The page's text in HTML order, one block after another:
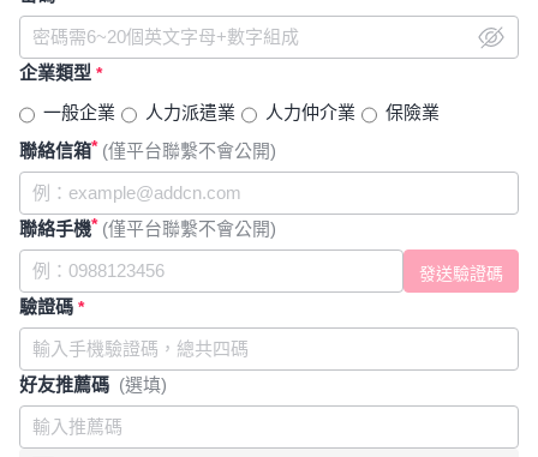
企業類型 *
一般企業 人力派遣業 人力仲介業
保險業
聯絡信箱* (僅平台聯繫不會公開)
聯絡手機* (僅平台聯繫不會公開)
驗證碼 *
好友推薦碼 (選填)